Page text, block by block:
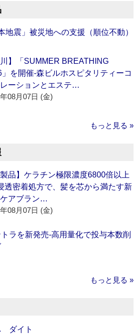
地震」被災地への支援（順位不動）
川】「SUMMER BREATHING
」を開催‐森ビルホスピタリティーコ
ーションとエステ…
08月07日 (金)
もっと見る »
製品】ケラチン極限濃度6800倍以上
透密着処方で、髪を芯から満たす新
アブラン…
08月07日 (金)
ラを新発売‐高用量化で投与本数削
もっと見る »
ダイト